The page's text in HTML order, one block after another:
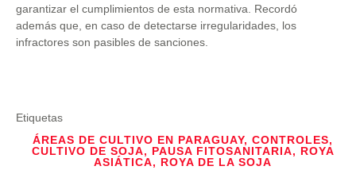
garantizar el cumplimientos de esta normativa. Recordó
además que, en caso de detectarse irregularidades, los
infractores son pasibles de sanciones.
Etiquetas
ÁREAS DE CULTIVO EN PARAGUAY, CONTROLES,
CULTIVO DE SOJA, PAUSA FITOSANITARIA, ROYA
ASIÁTICA, ROYA DE LA SOJA